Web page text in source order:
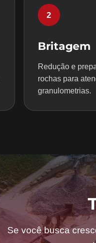
2
Britagem
Redução e
rochas para
granulometrias.
Se você busca